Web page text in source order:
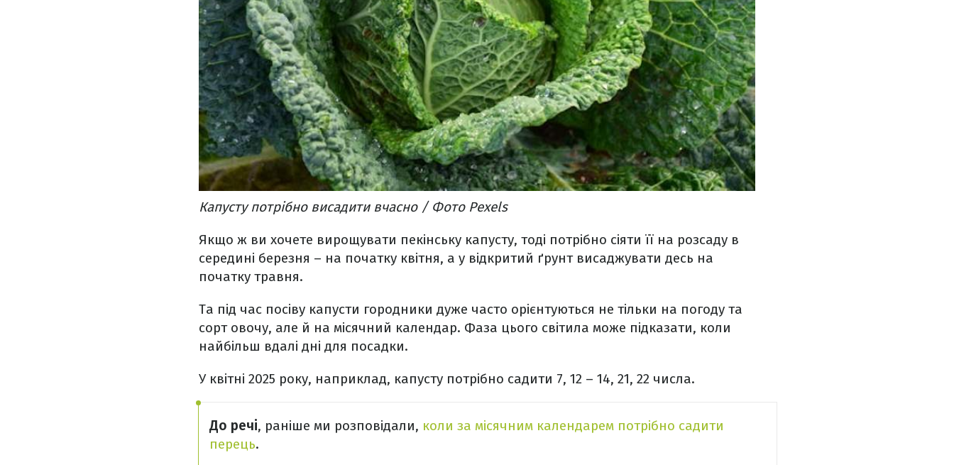
Капусту потрібно висадити вчасно / Фото Pexels
Якщо ж ви хочете вирощувати пекінську капусту, тоді потрібно сіяти її на розсаду в
середині березня – на початку квітня, а у відкритий ґрунт висаджувати десь на
початку травня.
Та під час посіву капусти городники дуже часто орієнтуються не тільки на погоду та
сорт овочу, але й на місячний календар. Фаза цього світила може підказати, коли
найбільш вдалі дні для посадки.
У квітні 2025 року, наприклад, капусту потрібно садити 7, 12 – 14, 21, 22 числа.
До речі, раніше ми розповідали, коли за місячним календарем потрібно садити
перець.